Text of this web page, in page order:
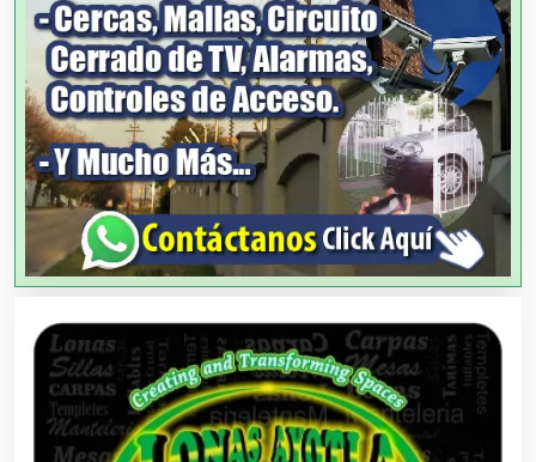
Artículos para el Hogar
Artículos para Regalos
Artículos Personales
Artículos Publicitarios
Aseguradoras
Asesores Técnicos